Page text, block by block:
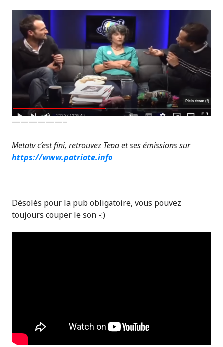
——————–
Metatv c’est fini, retrouvez Tepa et ses émissions sur
https://www.patriote.info
Désolés pour la pub obligatoire, vous pouvez
toujours couper le son -:)